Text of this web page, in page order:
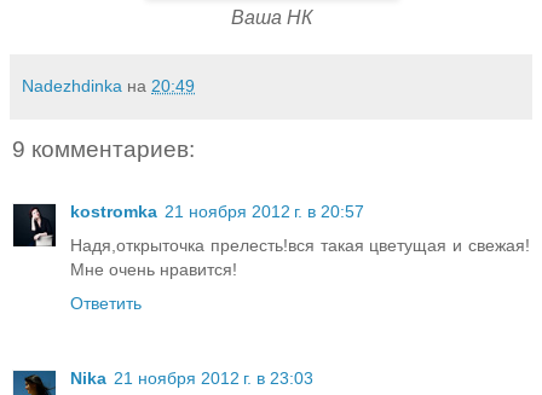
Ваша НК
Nadezhdinka на 20:49
9 комментариев:
kostromka 21 ноября 2012 г. в 20:57
Надя,открыточка прелесть!вся такая цветущая и свежая!
Мне очень нравится!
Ответить
Nika 21 ноября 2012 г. в 23:03